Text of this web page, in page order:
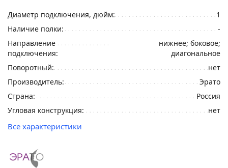
Диаметр подключения, дюйм:
1
Наличие полки:
-
Направление
подключения:
нижнее; боковое;
диагональное
Поворотный:
нет
Производитель:
Эрато
Страна:
Россия
Угловая конструкция:
нет
Все характеристики